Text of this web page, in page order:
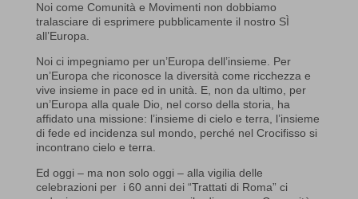
Noi come Comunità e Movimenti non dobbiamo
tralasciare di esprimere pubblicamente il nostro SÌ
all’Europa.
Noi ci impegniamo per un’Europa dell’insieme. Per
un’Europa che riconosce la diversità come ricchezza e
vive insieme in pace ed in unità. E, non da ultimo, per
un’Europa alla quale Dio, nel corso della storia, ha
affidato una missione: l’insieme di cielo e terra, l’insieme
di fede ed incidenza sul mondo, perché nel Crocifisso si
incontrano cielo e terra.
Ed oggi – ma non solo oggi – alla vigilia delle
celebrazioni per i 60 anni dei “Trattati di Roma” ci